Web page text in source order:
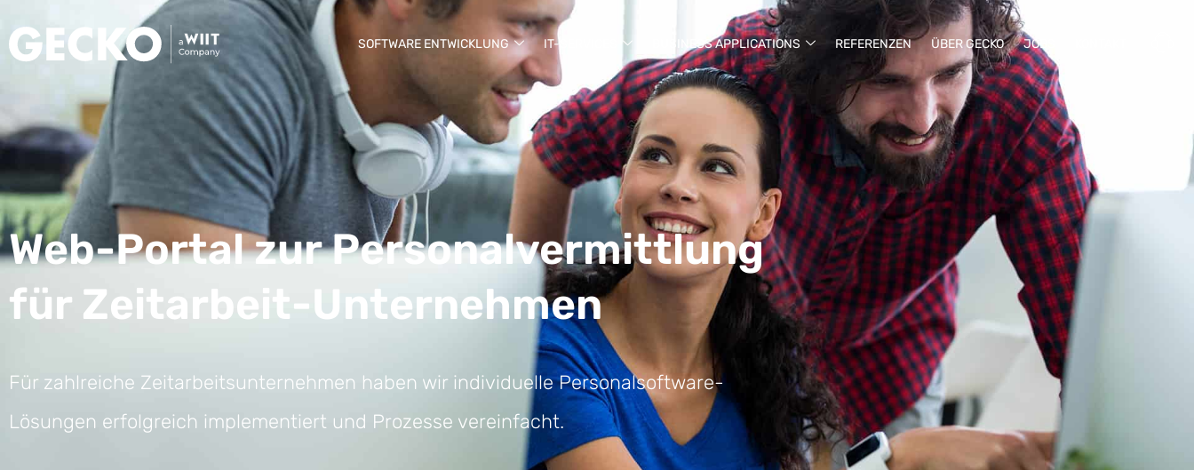
SOFTWARE ENTWICKLUNG IT-SERVICES BUSINESS APPLICATIONS REFERENZEN ÜBER GECKO JOBS
Web-Portal zur Personalvermittlung
für Zeitarbeit-Unternehmen
Für zahlreiche Zeitarbeitsunternehmen haben wir individuelle Personalsoftware-
Lösungen erfolgreich implementiert und Prozesse vereinfacht.